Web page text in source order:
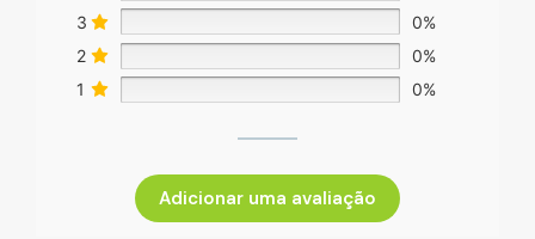
3
0%
2
0%
1
0%
Adicionar uma avaliação